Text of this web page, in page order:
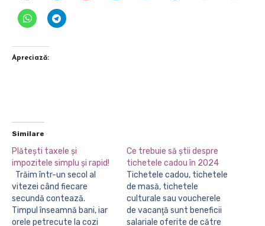
Apreciază:
Similare
Plăteşti taxele şi
impozitele simplu şi rapid!
Trăim într-un secol al
vitezei când fiecare
secundă contează.
Timpul înseamnă bani, iar
orele petrecute la cozi
Ce trebuie să știi despre
tichetele cadou în 2024
Tichetele cadou, tichetele
de masă, tichetele
culturale sau voucherele
de vacanţă sunt beneficii
salariale oferite de către